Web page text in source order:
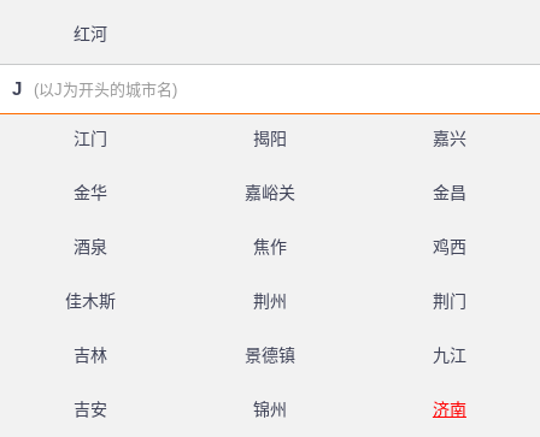
红河
J (以J为开头的城市名)
江门 揭阳 嘉兴
金华 嘉峪关 金昌
酒泉 焦作 鸡西
佳木斯 荆州 荆门
吉林 景德镇 九江
吉安 锦州 济南